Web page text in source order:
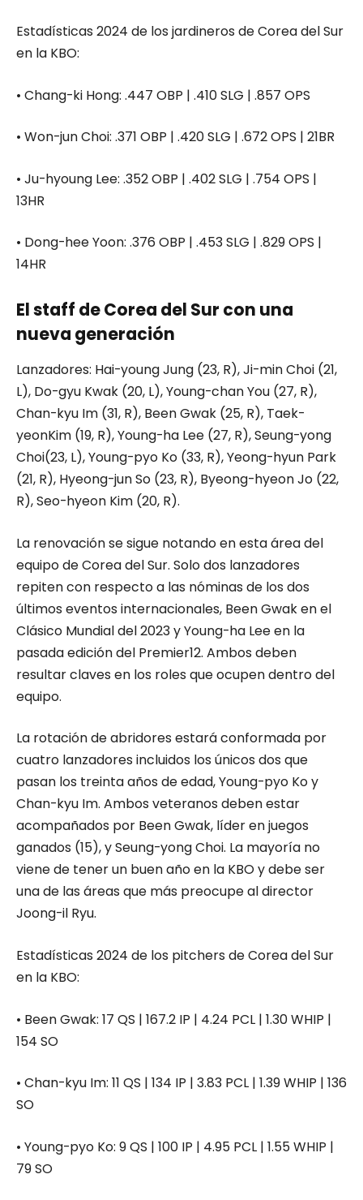
Estadísticas 2024 de los jardineros de Corea del Sur
en la KBO:
• Chang-ki Hong: .447 OBP | .410 SLG | .857 OPS
• Won-junChoi: .371 OBP | .420 SLG | .672 OPS | 21BR
• Ju-hyoung Lee: .352 OBP | .402 SLG | .754 OPS |
13HR
• Dong-heeYoon: .376 OBP | .453 SLG | .829 OPS |
14HR
El staff de Corea del Sur con una
nueva generación
Lanzadores: Hai-youngJung (23, R), Ji-minChoi (21,
L), Do-gyu Kwak (20, L), Young-chanYou (27, R),
Chan-kyu Im (31, R), BeenGwak (25, R), Taek-
yeonKim (19, R), Young-ha Lee (27, R),Seung-yong
Choi(23, L), Young-pyo Ko (33, R),Yeong-hyun Park
(21, R), Hyeong-junSo (23, R), Byeong-hyeonJo (22,
R),Seo-hyeon Kim (20, R).
La renovación se sigue notando en esta área del
equipo de Corea del Sur. Solo dos lanzadores
repiten con respecto a las nóminas de los dos
últimos eventos internacionales, Been Gwak en el
Clásico Mundial del 2023 y Young-ha Lee en la
pasada edición del Premier12. Ambos deben
resultar claves en los roles que ocupen dentro del
equipo.
La rotación de abridores estará conformada por
cuatro lanzadores incluidos los únicos dos que
pasan los treinta años de edad, Young-pyo Ko y
Chan-kyu Im. Ambos veteranos deben estar
acompañados por Been Gwak, líder en juegos
ganados (15), y Seung-yong Choi. La mayoría no
viene de tener un buen año en la KBO y debe ser
una de las áreas que más preocupe al director
Joong-il Ryu.
Estadísticas 2024 de los pitchers de Corea del Sur
en la KBO:
• BeenGwak: 17 QS | 167.2 IP | 4.24 PCL | 1.30 WHIP |
154 SO
• Chan-kyu Im: 11 QS | 134 IP | 3.83 PCL | 1.39 WHIP | 136
SO
• Young-pyo Ko: 9 QS | 100 IP | 4.95 PCL | 1.55 WHIP |
79 SO